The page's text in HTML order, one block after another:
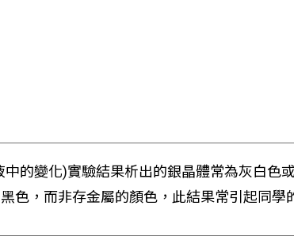
的變化)實驗結果析出的銀晶體常為灰白色
色，而非存金屬的顏色，此結果常引起同學